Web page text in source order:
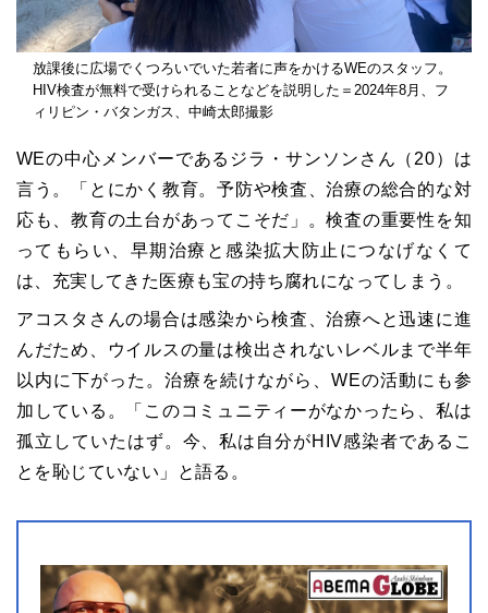
放課後に広場でくつろいでいた若者に声をかけるWEのスタッフ。
HIV検査が無料で受けられることなどを説明した＝2024年8月、フ
ィリピン・バタンガス、中崎太郎撮影
WEの中心メンバーであるジラ・サンソンさん（20）は
言う。「とにかく教育。予防や検査、治療の総合的な対
応も、教育の土台があってこそだ」。検査の重要性を知
ってもらい、早期治療と感染拡大防止につなげなくて
は、充実してきた医療も宝の持ち腐れになってしまう。
アコスタさんの場合は感染から検査、治療へと迅速に進
んだため、ウイルスの量は検出されないレベルまで半年
以内に下がった。治療を続けながら、WEの活動にも参
加している。「このコミュニティーがなかったら、私は
孤立していたはず。今、私は自分がHIV感染者であるこ
とを恥じていない」と語る。